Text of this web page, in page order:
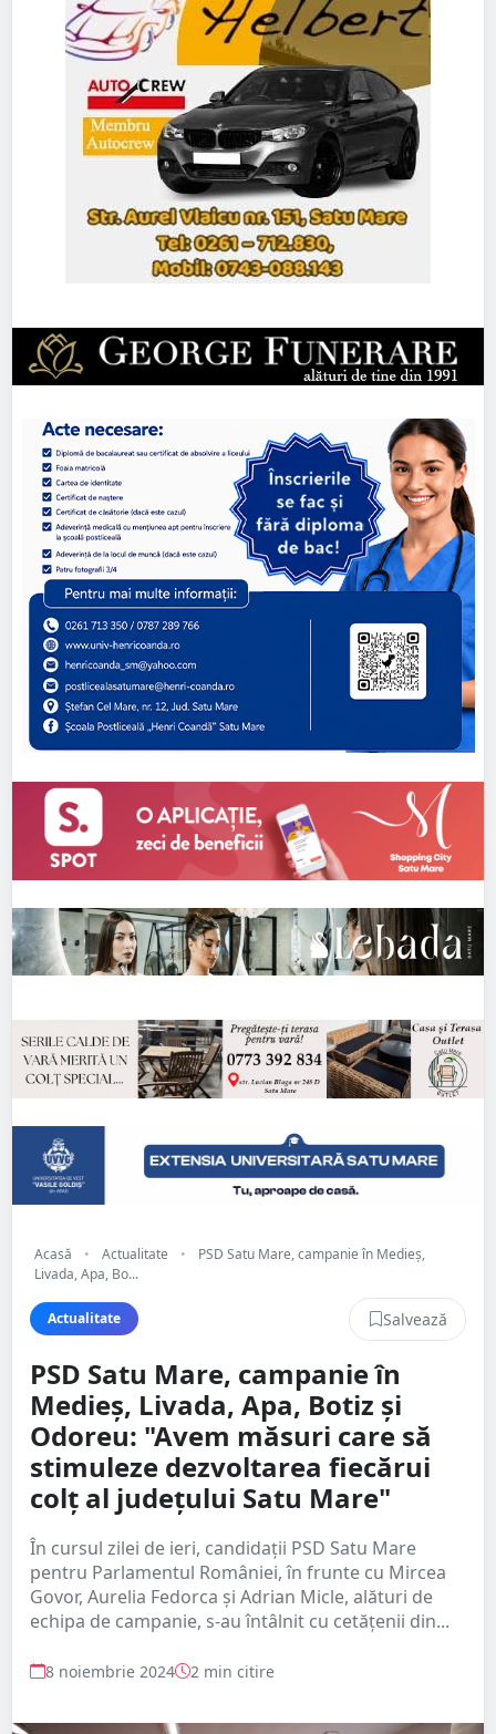
Acasă • Actualitate •
PSD Satu Mare, campanie în Medieș,
Livada, Apa, Bo...
Actualitate Salvează
PSD Satu Mare, campanie în
Medieș, Livada, Apa, Botiz și
Odoreu: "Avem măsuri care să
stimuleze dezvoltarea fiecărui
colț al județului Satu Mare"
În cursul zilei de ieri, candidații PSD Satu Mare
pentru Parlamentul României, în frunte cu Mircea
Govor, Aurelia Fedorca și Adrian Micle, alături de
echipa de campanie, s-au întâlnit cu cetățenii din...
8 noiembrie 2024 2 min citire